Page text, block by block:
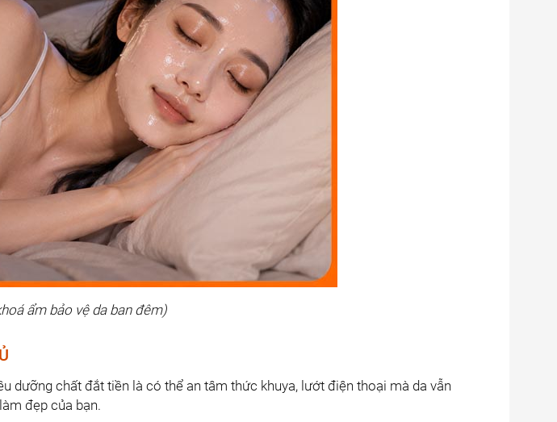
ẩm bảo vệ da ban đêm)
dưỡng chất đắt tiền là có thể an tâm thức khuya, lướt điện thoại mà da vẫn
đẹp của bạn.